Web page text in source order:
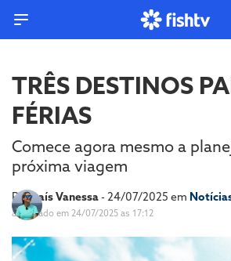
TRÊS DESTINOS
FÉRIAS
Comece agora mesmo a
próxima viagem
PorLaís Vanessa- 24/07/2025 em
atualizado em 24/07/2025 as 17:12